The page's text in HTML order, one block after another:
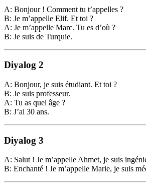
A: Bonjour ! Comment tu t’appelles ?
B: Je m’appelle Elif. Et toi ?
A: Je m’appelle Marc. Tu es d’où ?
B: Je suis de Turquie.
Diyalog 2
A: Bonjour, je suis étudiant. Et toi ?
B: Je suis professeur.
A: Tu as quel âge ?
B: J’ai 30 ans.
Diyalog 3
A: Salut ! Je m’appelle Ahmet, je suis
B: Enchanté ! Je m’appelle Marie, je suis